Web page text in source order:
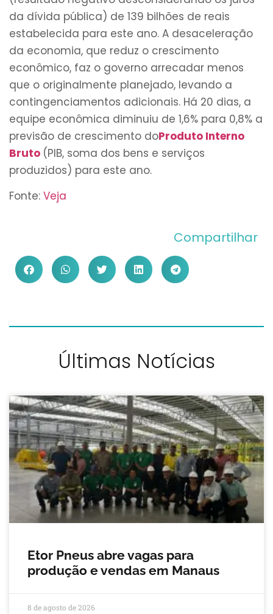
da dívida pública) de 139 bilhões de reais
estabelecida para este ano. A desaceleração
da economia, que reduz o crescimento
econômico, faz o governo arrecadar menos
que o originalmente planejado, levando a
contingenciamentos adicionais. Há 20 dias, a
equipe econômica diminuiu de 1,6% para 0,8% a
previsão de crescimento doProduto Interno
Bruto (PIB, soma dos bens e serviços
produzidos) para este ano.
Fonte: Veja
Compartilhar
Últimas Notícias
Etor Pneus abre vagas para
produção e vendas em Manaus
8 de agosto de 2026